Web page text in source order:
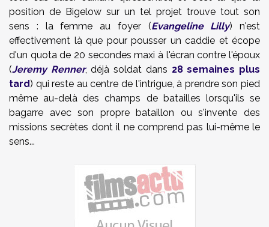
position de Bigelow sur un tel projet trouve tout son
sens : la femme au foyer (Evangeline Lilly) n'est
effectivement là que pour pousser un caddie et écope
d'un quota de 20 secondes maxi à l'écran contre l'époux
(Jeremy Renner, déjà soldat dans 28 semaines plus
tard) qui reste au centre de l'intrigue, à prendre son pied
même au-delà des champs de batailles lorsqu'ils se
bagarre avec son propre bataillon ou s'invente des
missions secrètes dont il ne comprend pas lui-même le
sens...